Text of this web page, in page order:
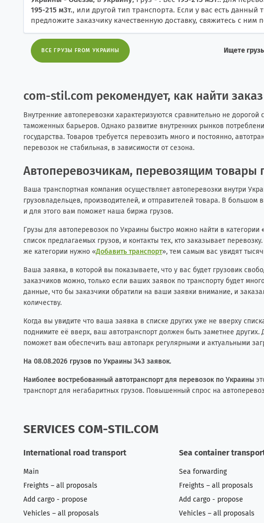
195-215 м3т., или другой тип транспорта. Если у вас есть
предложите заказчику качественную доставку, свяжитесь с ним
ВСЕ ГРУЗЫ FROM УКРАИНЫ Ищете
сom-stil.com рекомендует, как найти
Внутренние автоперевозки характеризуются сравнительно не
таможенных барьеров. Однако развитие внутренних рынков
государства. Товаров требуется перевозить много и постоянно,
перевозок не стабильная, в зависимости от сезона.
Автоперевозчикам, перевозящим товары
Ваша транспортная компания осуществляет автоперевозки внутри
грузовладельцев, производителей, и отправителей товара. В большом
и для этого вам поможет наша биржа грузов.
Грузы для автоперевозок по Украины быстро можно найти в категории
список предлагаемых грузов, и контакты тех, кто заказывает
же категории нужно «Добавить транспорт», тем самым вас увидят
Ваша заявка, в которой вы показываете, что у вас будет грузовик
заказчиков можно, только если ваших заявок по транспорту будет
данные, что бы заказчики обратили на ваши заявки внимание, и
количеству.
Когда вы увидите что ваша заявка в списке других уже не вверху
поднимите её вверх, ваш автотранспорт должен быть заметнее
поможет вам обеспечить ваш автопарк регулярными и актуальными
На 08.08.2026 грузов по Украины 343 заявок.
Наиболее востребованный автотранспорт для перевозок по Украины
транспорт для негабаритных грузов. Повышенный спрос на
SERVICES COM-STIL.COM
International road transport
Main
Freights – all proposals
Add cargo - propose
Vehicles – all proposals
Sea container
Sea forwarding
Freights – all proposals
Add cargo - propose
Vehicles – all proposals